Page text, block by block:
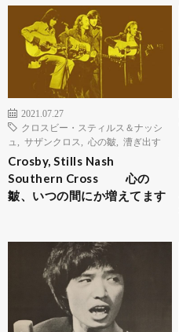
2021.07.27
クロスビー・スティルス＆ナッシ
ュ
サザンクロス 心の皺 漕ぎ出す
Crosby, Stills Nash
Southern Cross 心の
皺、いつの間にか増えてます